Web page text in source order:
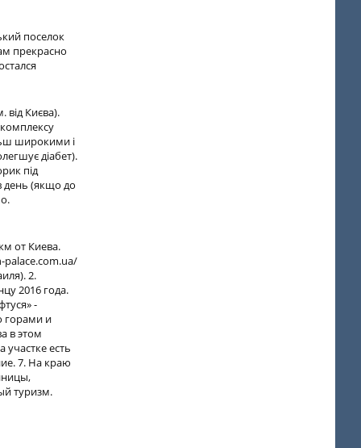
поселок
прекрасно
від Києва).
широкими і
діабет).
під
день (якщо до
от Киева.
palace.com.ua/
2.
2016 года.
-
горами и
в этом
есть
7. На краю
туризм.